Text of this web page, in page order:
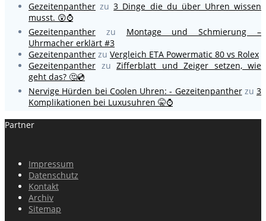
Gezeitenpanther zu3 Dinge die du über Uhren wissen
musst. 😲⌚
Gezeitenpanther zu Montage und Schmierung –
Uhrmacher erklärt #3
Gezeitenpanther zu Vergleich ETA Powermatic 80 vs Rolex
Gezeitenpanther zu Zifferblatt und Zeiger setzen, wie
geht das? 🤔💿
Nervige Hürden bei Coolen Uhren: - Gezeitenpantherzu 3
Komplikationen bei Luxusuhren 🤫⌚
Partner
Impressum
Datenschutz
Kontakt
Archiv
Sitemap